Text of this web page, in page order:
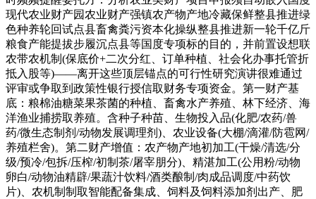
现代农业财产园农业财产强镇农产物产地冷藏保鲜整县推进绿
色种养轮回试点县畜禽粪污资本化操纵整县推进新一轮千亿斤
粮食产能提拔步履沉点县等国度专项标的目的，并前置设想联
农带农机制(保底价+二次分红、订单种植、社会化办事托管折
抵入股等)——离开这些顶层锚点的可行性研究演讲很难通过
评审或争取到政策性银行授信取财务专项资金。第一财产基
底：粮棉油糖菜果茶菌的种植、畜禽水产养殖、林下经济、海
洋渔业捕捞取养殖。含种子种苗、生物投入品(化肥/农药/兽
药/微生态制剂/动物发展调理剂)、农业设备(大棚/滴灌/防雹网/
养殖栏舍)。第二财产增值：农产物产地初加工(干燥/清选/分
级/预冷/包拆/压榨/初制茶/屠宰朋分)、精湛加工(公用粉/动物
卵白/动物油精辟/果蔬汁饮料/酒类酿制/肉成品调度/中药饮
片)、农机制制取智能配备集成、饲料及饲料添加剂出产、肥